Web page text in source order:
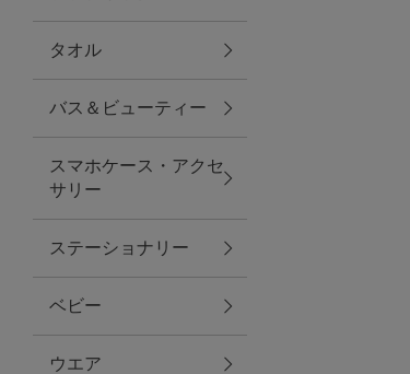
キッチン・ダイニング
ダイニング
キッチン
ファブリック
タオル
バス＆ビューティー
スマホケース・アクセ
サリー
ステーショナリー
ベビー
ウエア